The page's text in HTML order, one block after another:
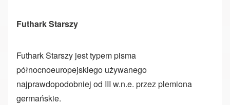
Futhark Starszy
Futhark Starszy jest typem pisma
północnoeuropejskiego używanego
najprawdopodobniej od III w.n.e. przez plemiona
germańskie.